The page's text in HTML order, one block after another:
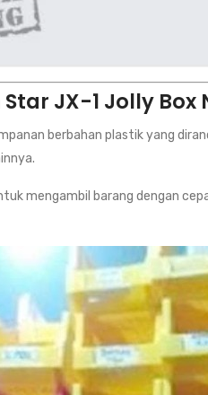
JX-1 Jolly Box
berbahan plastik yang
mengambil barang dengan